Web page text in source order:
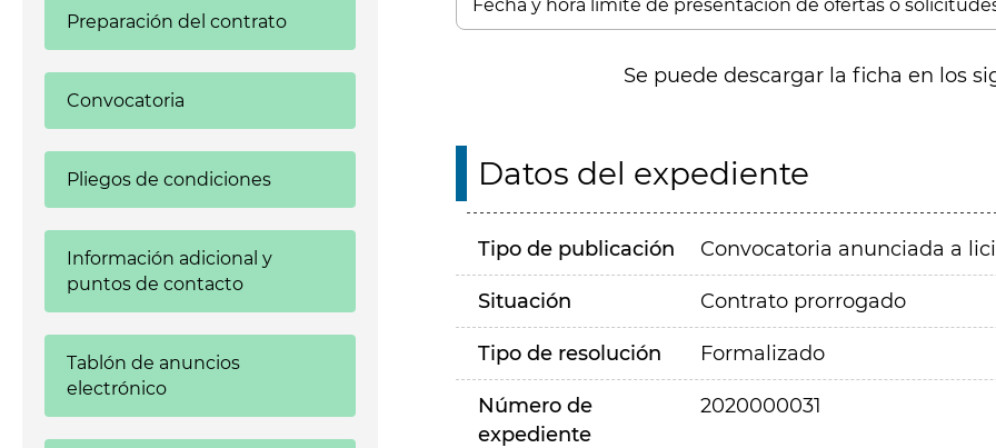
Preparación del contrato
Convocatoria
Pliegos de condiciones
Información adicional y
puntos de contacto
Tablón de anuncios
electrónico
Fecha y hora límite de presentación de ofertas o
Se puede descargar la ficha en los
Datos del expediente
Tipo de publicación Convocatoria anunciada a
Situación Contrato prorrogado
Tipo de resolución Formalizado
Número de
expediente
2020000031